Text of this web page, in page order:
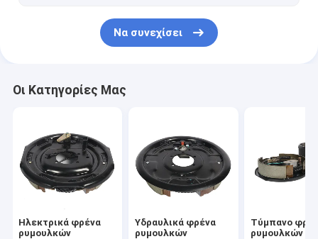
Παπούτσια φρένων ρυμουλκών
Να συνεχίσει
Οι Κατηγορίες Μας
Ηλεκτρικά φρένα
ρυμουλκών
Υδραυλικά φρένα
ρυμουλκών
Τύμπανο
ρυμουλκών